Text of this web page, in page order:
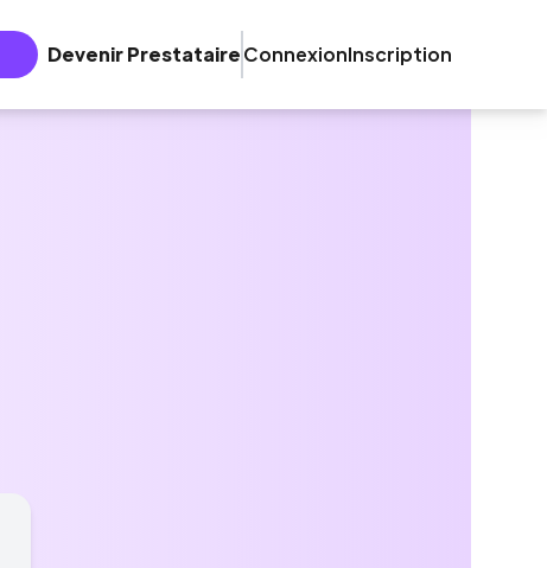
Devenir PrestataireConnexionInscription